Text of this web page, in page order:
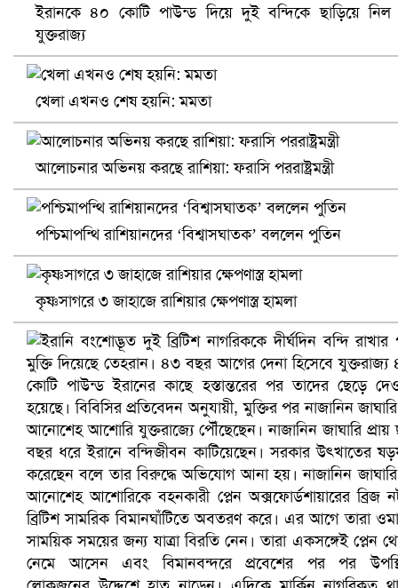
নানা সংকটে রিক্রুটিং এজেন্সি, হুমকির মুখে শ্রম রপ্তানি
খুলনায় বিএনপি অফিসে গুলি-বোমা হামলা, নিহত ১
প্রোটিয়াদের হারিয়ে বিশ্বকাপের শিরোপা ঘরে তুলল ভারত
ইরানকে ৪০ কোটি পাউন্ড দিয়ে দুই বন্দিকে ছাড়িয়ে নিল
যুক্তরাজ্য
খেলা এখনও শেষ হয়নি: মমতা
আলোচনার অভিনয় করছে রাশিয়া: ফরাসি পররাষ্ট্রমন্ত্রী
পশ্চিমাপন্থি রাশিয়ানদের ‘বিশ্বাসঘাতক’ বললেন পুতিন
কৃষ্ণসাগরে ৩ জাহাজে রাশিয়ার ক্ষেপণাস্ত্র হামলা